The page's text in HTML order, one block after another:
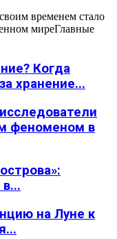
временем стало
миреГлавные
Когда
хранение...
феноменом в
на Луне к